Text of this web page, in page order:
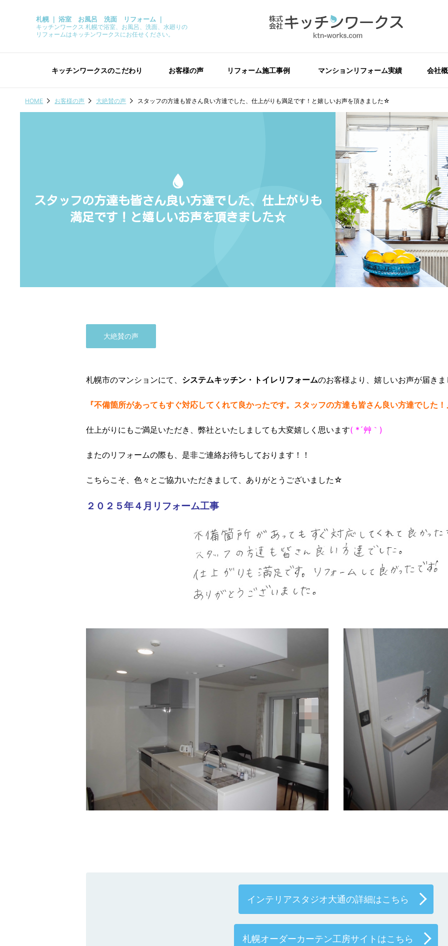
札幌 ｜ 浴室 お風呂 洗面 リフォーム ｜
キッチンワークス 札幌で浴室、お風呂、洗面、水廻りの
リフォームはキッチンワークスにお任せください。
キッチンワークスのこだわり お客様の声 リフォーム施工事例 マンションリフォーム実績 会社
HOME お客様の声 大絶賛の声 スタッフの方達も皆さん良い方達でした、仕上がりも満足です！と嬉しいお声を頂きました☆
スタッフの方達も皆さん良い方達でした、仕上がりも
満足です！と嬉しいお声を頂きました☆
大絶賛の声
札幌市のマンションにて、 システムキッチン・トイレリフォームのお客様より、嬉しいお声が届きま
『不備箇所があってもすぐ対応してくれて良かったです。スタッフの方達も皆さん良い方達でした！
仕上がりにもご満足いただき、弊社といたしましても大変嬉しく思います( *´艸｀)
またのリフォームの際も、是非ご連絡お待ちしております！！
こちらこそ、色々とご協力いただきまして、ありがとうございました☆
２０２５年４月リフォーム工事
インテリアスタジオ大通の詳細はこちら
札幌オーダーカーテン工房サイトはこちら